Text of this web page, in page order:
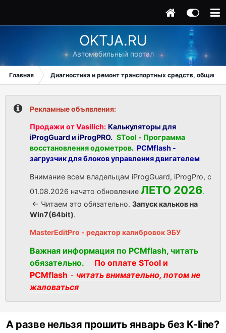
OKTJA.RU
Автомобильный портал
Главная Диагностика и ремонт транспортных средств, общий
Рекламные объявления:
Продажи от Vasilich: Калькуляторы для
iProgGuard и iProgPRO. STool - Программа
восстановления одометров. PCMflash -
загрузчик для блоков управления двигателем
Внимание всем владельцам iProgGuard, iProgPro, с
01.08.2026 начато обновление ЛЕТО 2026.
<- Читаем это обязательно. Запуск кальков на
Win7(64bit).
MasterEditPro - редактор калибровок ЭБУ
Важная информация по PCMflash, читать
обязательно.
По оплате STool и
PCMflash - читать внимательно, потом не
жаловаться
А разве нельзя прошить январь без K-line?